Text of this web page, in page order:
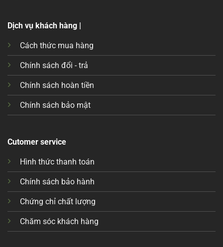
Dịch vụ khách hàng |
Cách thức mua hàng
Chính sách đổi - trả
Chính sách hoàn tiền
Chính sách bảo mật
Cutomer service
Hình thức thanh toán
Chính sách bảo hành
Chứng chỉ chất lượng
Chăm sóc khách hàng